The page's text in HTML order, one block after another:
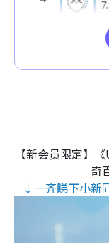
【新会员限定】
奇
↓一齐睇下小新